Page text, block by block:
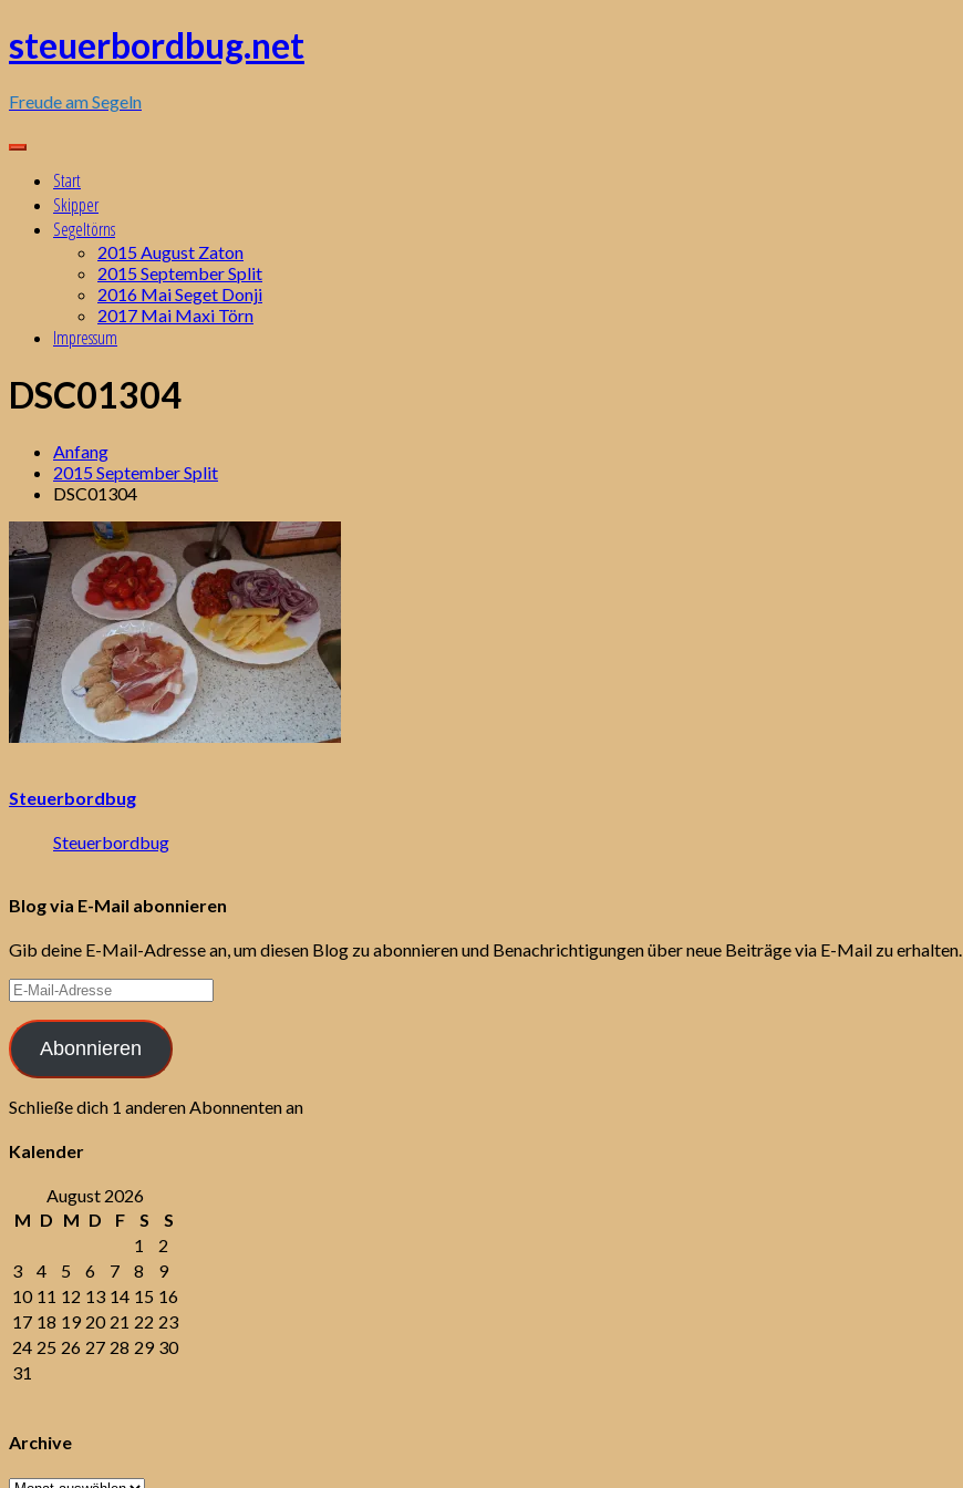
Zum
Inhalt
steuerbordbug.net
Freude am Segeln
Start
Skipper
Segeltörns
2015 August Zaton
2015 September Split
2016 Mai Seget Donji
2017 Mai Maxi Törn
Impressum
DSC01304
Anfang
2015 September Split
DSC01304
Steuerbordbug
Steuerbordbug
Blog via E-Mail abonnieren
Gib deine E-Mail-Adresse an, um diesen Blog zu abonnieren und Benachrichtigungen über neue Beiträge via E-Mail zu erhalten.
E-
Mail-
Adresse
Abonnieren
Schließe dich 1 anderen Abonnenten an
Kalender
August 2026
M D M D F S
S
1
2
3
4 5 6 7 8
9
10 11 12 13 14 15 16
17 18 19 20 21 22 23
24 25 26 27 28 29 30
31
Archive